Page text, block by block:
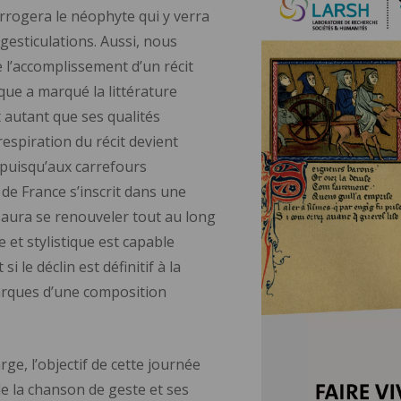
le néophyte qui y verra
Aussi, nous
d’un récit
a marqué la littérature
que ses qualités
du récit devient
carrefours
France s’inscrit dans une
se renouveler tout au long
et stylistique est capable
le déclin est définitif à la
d’une composition
l’objectif de cette journée
la chanson de geste et ses